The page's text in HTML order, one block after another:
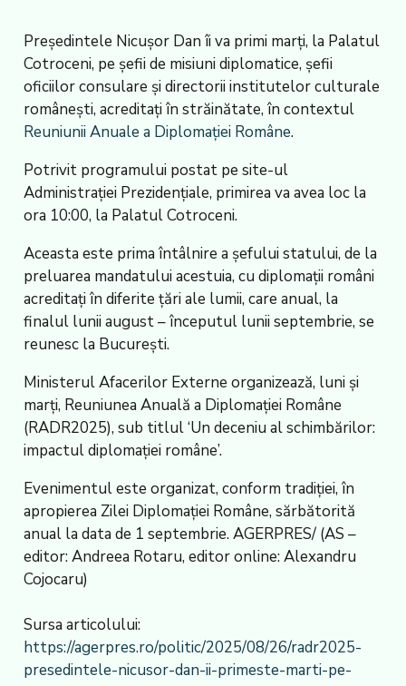
Președintele Nicușor Dan îi va primi marți, la Palatul
Cotroceni, pe șefii de misiuni diplomatice, șefii
oficiilor consulare și directorii institutelor culturale
românești, acreditați în străinătate, în contextul
Reuniunii Anuale a Diplomației Române.
Potrivit programului postat pe site-ul
Administrației Prezidențiale, primirea va avea loc la
ora 10:00, la Palatul Cotroceni.
Aceasta este prima întâlnire a șefului statului, de la
preluarea mandatului acestuia, cu diplomații români
acreditați în diferite țări ale lumii, care anual, la
finalul lunii august – începutul lunii septembrie, se
reunesc la București.
Ministerul Afacerilor Externe organizează, luni și
marți, Reuniunea Anuală a Diplomației Române
(RADR2025), sub titlul ‘Un deceniu al schimbărilor:
impactul diplomației române’.
Evenimentul este organizat, conform tradiției, în
apropierea Zilei Diplomației Române, sărbătorită
anual la data de 1 septembrie. AGERPRES/ (AS –
editor: Andreea Rotaru, editor online: Alexandru
Cojocaru)
Sursa articolului:
https://agerpres.ro/politic/2025/08/26/radr2025-
presedintele-nicusor-dan-ii-primeste-marti-pe-